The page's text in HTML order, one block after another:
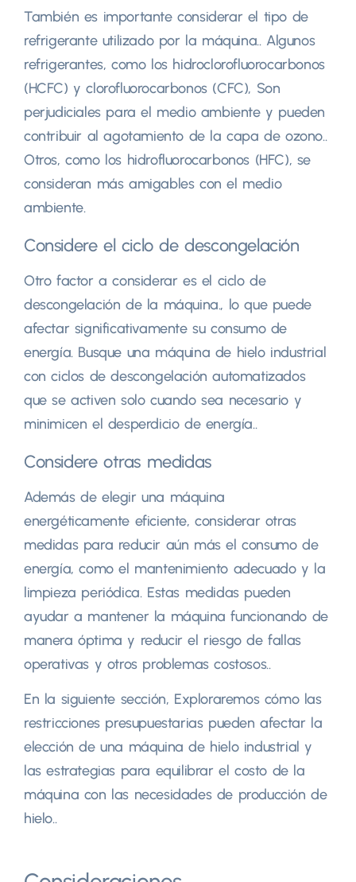
También es importante considerar el tipo de
refrigerante utilizado por la máquina.. Algunos
refrigerantes, como los hidroclorofluorocarbonos
(HCFC) y clorofluorocarbonos (CFC), Son
perjudiciales para el medio ambiente y pueden
contribuir al agotamiento de la capa de ozono..
Otros, como los hidrofluorocarbonos (HFC), se
consideran más amigables con el medio
ambiente.
Considere el ciclo de descongelación
Otro factor a considerar es el ciclo de
descongelación de la máquina., lo que puede
afectar significativamente su consumo de
energía. Busque una máquina de hielo industrial
con ciclos de descongelación automatizados
que se activen solo cuando sea necesario y
minimicen el desperdicio de energía..
Considere otras medidas
Además de elegir una máquina
energéticamente eficiente, considerar otras
medidas para reducir aún más el consumo de
energía, como el mantenimiento adecuado y la
limpieza periódica. Estas medidas pueden
ayudar a mantener la máquina funcionando de
manera óptima y reducir el riesgo de fallas
operativas y otros problemas costosos..
En la siguiente sección, Exploraremos cómo las
restricciones presupuestarias pueden afectar la
elección de una máquina de hielo industrial y
las estrategias para equilibrar el costo de la
máquina con las necesidades de producción de
hielo..